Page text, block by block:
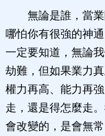
無論是誰，當
哪怕你有很強的神
一定要知道，無論
劫難，但如果業力
權力再高、能力再
走，還是得怎麼走
會改變的，是會無